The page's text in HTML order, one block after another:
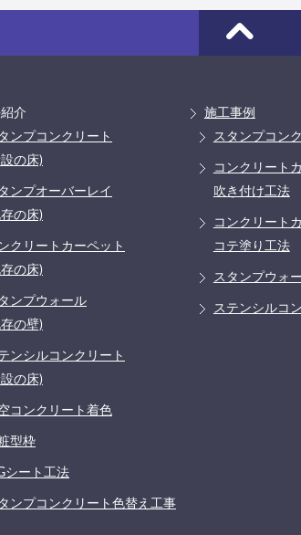
介
ンプコンクリート
の床)
ンプオーバーレイ
の床)
クリートカーペット
の床)
ンプウォール
の壁)
ンシルコンクリート
の床)
コンクリート着色
型枠
シート工法
ンプコンクリート色替え工事
施工事例
スタンプコン
コンクリート
吹き付け工法
コンクリート
コテ塗り工法
スタンプウォ
ステンシルコ